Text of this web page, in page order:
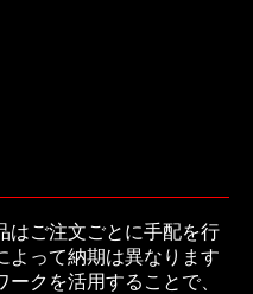
はご注文ごとに手配を行
よって納期は異なります
クを活用することで、